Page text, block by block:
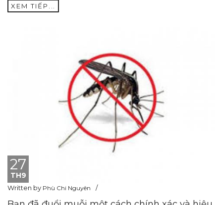
XEM TIẾP...
27
TH9
Written by Phù Chi Nguyên